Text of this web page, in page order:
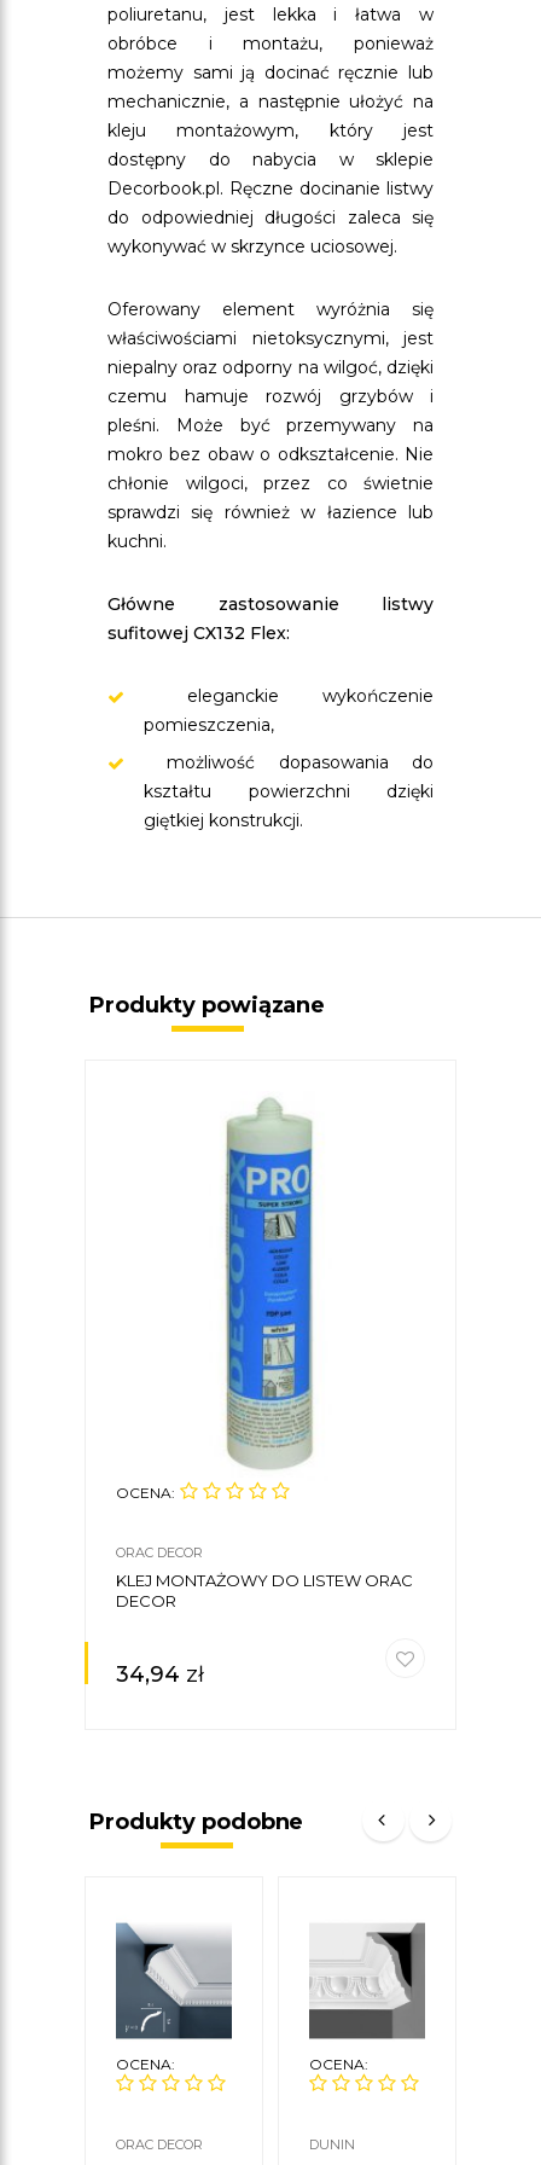
poliuretanu, jest lekka i łatwa w
obróbce i montażu, ponieważ
możemy sami ją docinać ręcznie lub
mechanicznie, a następnie ułożyć na
kleju montażowym, który jest
dostępny do nabycia w sklepie
Decorbook.pl. Ręczne docinanie listwy
do odpowiedniej długości zaleca się
wykonywać w skrzynce uciosowej.
Oferowany element wyróżnia się
właściwościami nietoksycznymi, jest
niepalny oraz odporny na wilgoć, dzięki
czemu hamuje rozwój grzybów i
pleśni. Może być przemywany na
mokro bez obaw o odkształcenie. Nie
chłonie wilgoci, przez co świetnie
sprawdzi się również w łazience lub
kuchni.
Główne zastosowanie listwy
sufitowej CX132 Flex:
eleganckie wykończenie
pomieszczenia,
możliwość dopasowania do
kształtu powierzchni dzięki
giętkiej konstrukcji.
Produkty powiązane
OCENA:
ORAC DECOR
KLEJ MONTAŻOWY DO LISTEW ORAC
DECOR
34,94 zł
Produkty podobne
OCENA:
ORAC DECOR
OCENA:
DUNIN